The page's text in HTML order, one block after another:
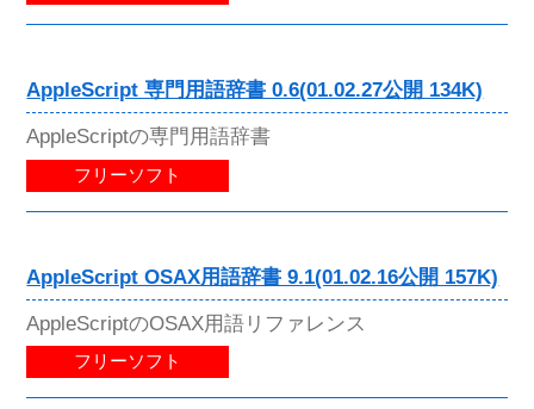
AppleScript 専門用語辞書 0.6(01.02.27公開 134K)
AppleScriptの専門用語辞書
フリーソフト
AppleScript OSAX用語辞書 9.1(01.02.16公開 157K)
AppleScriptのOSAX用語リファレンス
フリーソフト